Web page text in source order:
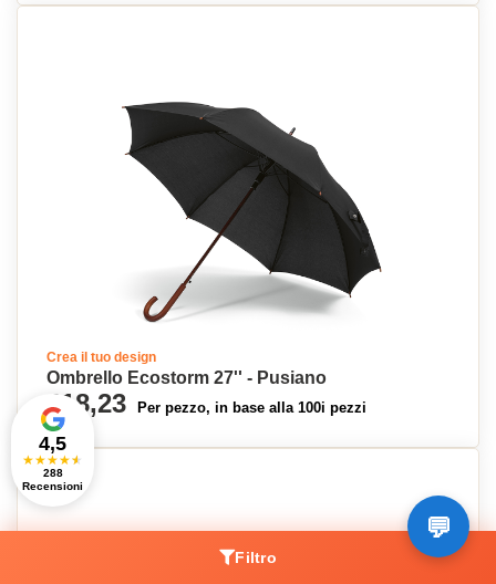
Crea il tuo design
Ombrello Ecostorm 27'' - Pusiano
€18,23 Per pezzo, in base alla 100i pezzi
Filtro
4,5
★★★★★
288
Recensioni